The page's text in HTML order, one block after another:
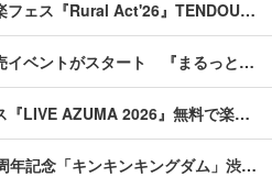
フェス『Rural Act'26』TENDOU…
イベントがスタート 『まるっと…
『LIVE AZUMA 2026』無料で楽…
年記念「キンキンキングダム」渋…